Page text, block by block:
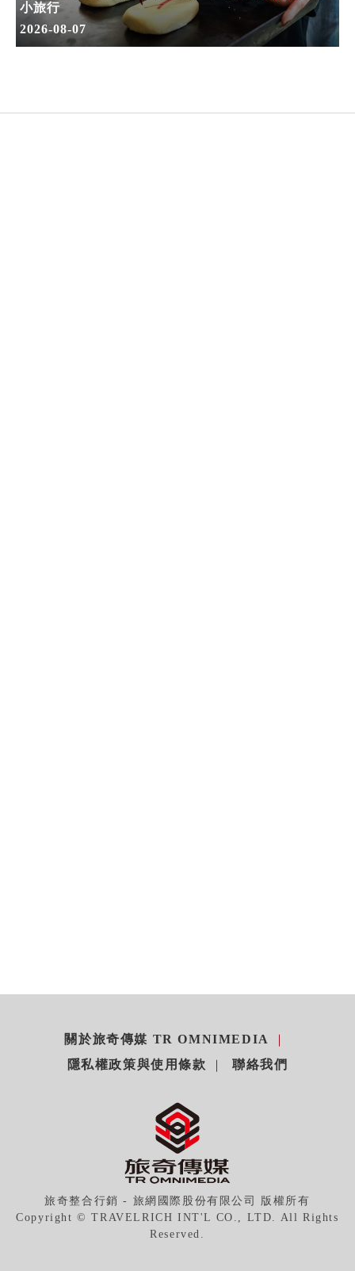
小旅行
2026-08-07
關於旅奇傳媒 TR OMNIMEDIA
隱私權政策與使用條款
聯絡我們
旅奇整合行銷 - 旅網國際股份有限公司 版權所有
Copyright © TRAVELRICH INT'L CO., LTD. All Rights
Reserved.